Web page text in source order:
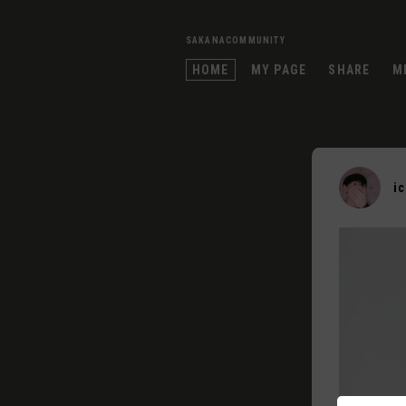
SAKANACOMMUNITY
HOME MY PAGE SHARE